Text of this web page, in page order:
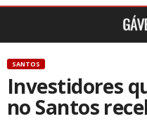
SANTOS
Investidores
no Santos